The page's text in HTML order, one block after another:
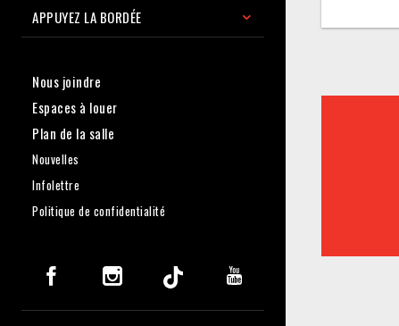
APPUYEZ LA BORDÉE
Nous joindre
Espaces à louer
Plan de la salle
Nouvelles
Infolettre
Politique de confidentialité